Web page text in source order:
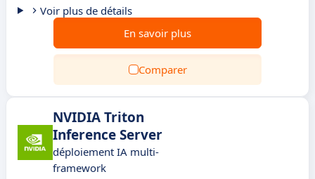
Voir plus de détails
En savoir plus
Comparer
NVIDIA Triton
Inference Server
déploiement IA multi-
framework